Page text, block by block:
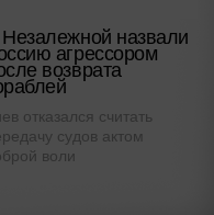
назвали
агрессором
возврата
отказался считать
судов актом
воли